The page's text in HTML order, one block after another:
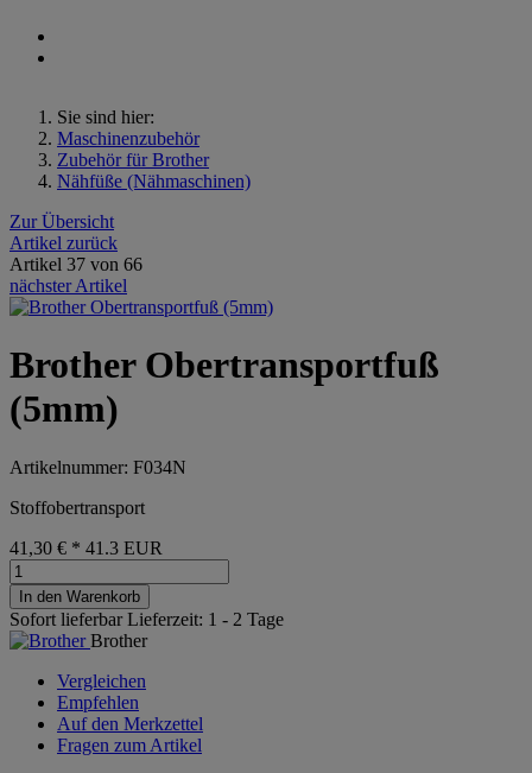
Sie sind hier:
Maschinenzubehör
Zubehör für Brother
Nähfüße (Nähmaschinen)
Zur Übersicht
Artikel zurück
Artikel 37 von 66
nächster Artikel
Brother Obertransportfuß
(5mm)
Artikelnummer: F034N
Stoffobertransport
41,30 € * 41.3 EUR
In den Warenkorb
Sofort lieferbarLieferzeit: 1 - 2 Tage
Brother
Vergleichen
Empfehlen
Auf den Merkzettel
Fragen zum Artikel